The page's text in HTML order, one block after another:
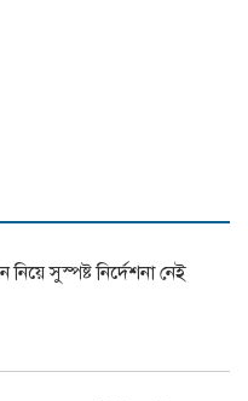
নিয়ে সুস্পষ্ট নির্দেশনা নেই